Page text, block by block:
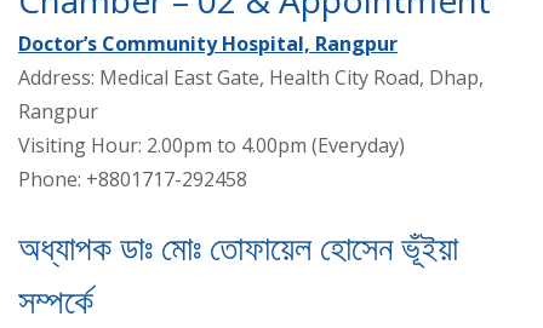
Doctor’s Community Hospital, Rangpur
Address: Medical East Gate, Health City Road, Dhap,
Rangpur
Visiting Hour: 2.00pm to 4.00pm (Everyday)
Phone: +8801717-292458
অধ্যাপক ডাঃ মোঃ তোফায়েল হোসেন ভূঁইয়া
সম্পর্কে